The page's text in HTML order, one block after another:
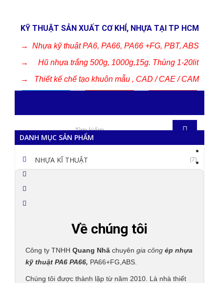
KỸ THUẬT SẢN XUẤT CƠ KHÍ, NHỰA TẠI TP HCM
→
Nhựa kỹ thuật PA6, PA66, PA66 +FG, PBT, ABS
→ Hũ nhựa trắng 500g, 1000g,15g. Thùng 1-20lit
→ Thiết kế chế tạo khuôn mẫu , CAD / CAE / CAM
DANH MỤC SẢN PHẨM
NHỰA KĨ THUẬT (7)
Về chúng tôi
Công ty TNHH Quang Nhã chuyên gia công ép nhựa
kỹ thuật PA6 PA66, PA66+FG,ABS.
Chúng tôi được thành lập từ năm 2010. Là nhà thiết